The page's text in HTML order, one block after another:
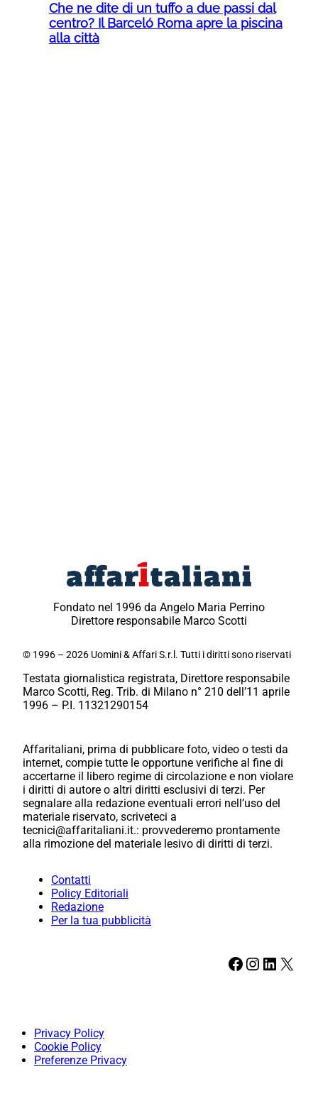
Che ne dite di un tuffo a due passi dal
centro? Il Barceló Roma apre la piscina
alla città
Fondato nel 1996 da Angelo Maria Perrino
Direttore responsabile Marco Scotti
© 1996 – 2026 Uomini & Affari S.r.l. Tutti i diritti sono riservati
Testata giornalistica registrata, Direttore responsabile
Marco Scotti, Reg. Trib. di Milano n° 210 dell’11 aprile
1996 – P.I. 11321290154
Affaritaliani, prima di pubblicare foto, video o testi da
internet, compie tutte le opportune verifiche al fine di
accertarne il libero regime di circolazione e non violare
i diritti di autore o altri diritti esclusivi di terzi. Per
segnalare alla redazione eventuali errori nell’uso del
materiale riservato, scriveteci a
tecnici@affaritaliani.it.: provvederemo prontamente
alla rimozione del materiale lesivo di diritti di terzi.
Contatti
Policy Editoriali
Redazione
Per la tua pubblicità
Facebook Instagram LinkedIn X
Privacy Policy
Cookie Policy
Preferenze Privacy